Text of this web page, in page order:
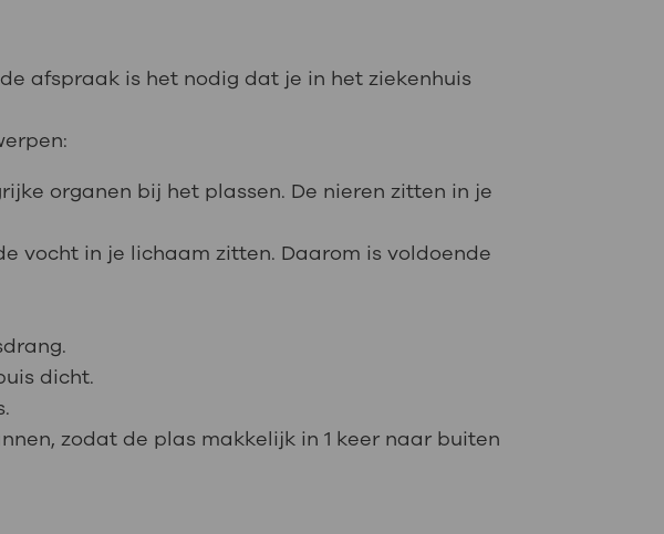
afspraak is het nodig dat je in het ziekenhuis
organen bij het plassen. De nieren zitten in je
vocht in je lichaam zitten. Daarom is voldoende
dicht.
zodat de plas makkelijk in 1 keer naar buiten